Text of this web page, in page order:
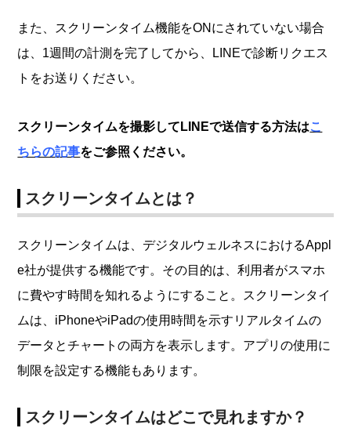
また、スクリーンタイム機能をONにされていない場合
は、1週間の計測を完了してから、LINEで診断リクエス
トをお送りください。
スクリーンタイムを撮影してLINEで送信する方法はこ
ちらの記事をご参照ください。
スクリーンタイムとは？
スクリーンタイムは、デジタルウェルネスにおけるAppl
e社が提供する機能です。その目的は、利用者がスマホ
に費やす時間を知れるようにすること。スクリーンタイ
ムは、iPhoneやiPadの使用時間を示すリアルタイムの
データとチャートの両方を表示します。アプリの使用に
制限を設定する機能もあります。
スクリーンタイムはどこで見れますか？